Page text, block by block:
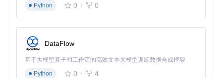
私、联邦学习等技术，在不获取原始数据的前提下完成模型训
质量评估体系缺失
缺乏标准化的医疗数据质量评估指标，导致不同机构采用各异
义评估指标，其中仅28%包含医学专业性校验维度。这种评估
体系的碎片化，使得模型性能在不同医疗机构间难以横向比
Python
0 0
DataFlow
基于大模型算子和工作流的高效文本大模型训练数据合成框架
Python
0 4